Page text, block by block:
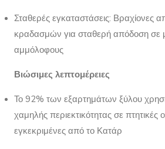
Σταθερές εγκαταστάσεις: Βραχίονες
κραδασμών για σταθερή απόδοση σε
αμμόλοφους
Βιώσιμες λεπτομέρειες
Το 92% των εξαρτημάτων ξύλου
χαμηλής περιεκτικότητας σε πτητικές
εγκεκριμένες από το Κατάρ